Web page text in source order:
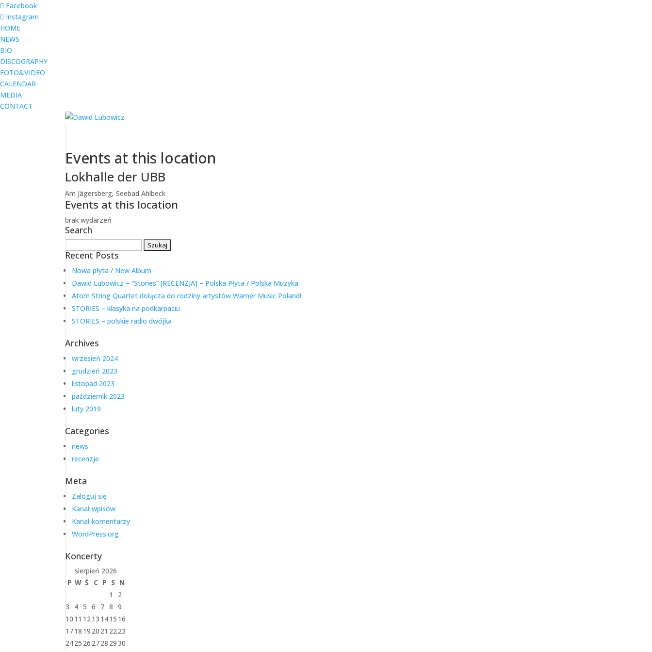
Facebook
Instagram
HOME
NEWS
BIO
DISCOGRAPHY
FOTO&VIDEO
CALENDAR
MEDIA
CONTACT
Events at this location
Lokhalle der UBB
Am Jägersberg, Seebad Ahlbeck
Events at this location
brak wydarzeń
Search
Recent Posts
Nowa płyta / New Album
Dawid Lubowicz – “Stories” [RECENZJA] – Polska Płyta / Polska Muzyka
Atom String Quartet dołącza do rodziny artystów Warner Music Poland!
STORIES – klasyka na podkarpaciu
STORIES – polskie radio dwójka
Archives
wrzesień 2024
grudzień 2023
listopad 2023
październik 2023
luty 2019
Categories
news
recenzje
Meta
Zaloguj się
Kanał wpisów
Kanał komentarzy
WordPress.org
Koncerty
sierpień 2026
P W Ś C P S N
1
2
3
4 5 6 7 8
9
10 11 1213 1415 16
1718 19 20 21 2223
2425 26 2728 2930